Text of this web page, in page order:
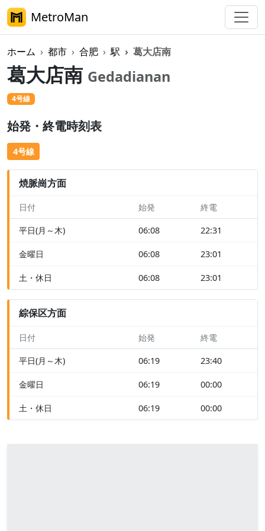
MetroMan
ホーム 都市 合肥 駅 葛大店南
葛大店南 Gedadianan
4号線
始発・終電時刻表
4号線
焼脈崗方面
日付 始発 終電
平日(月～木) 06:08 22:31
金曜日 06:08 23:01
土・休日 06:08 23:01
綜保区方面
日付 始発 終電
平日(月～木) 06:19 23:40
金曜日 06:19 00:00
土・休日 06:19 00:00